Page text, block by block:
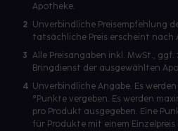
Apotheke.
2 Unverbindliche Preisempfehlung
tatsächliche Preis erscheint nach
3 Alle Preisangaben inkl. MwSt.,
Bringdienst der ausgewählten
4 Unverbindliche Angabe. Es werden
°Punkte vergeben. Es werden
pro Produkt ausgegeben. Eine
für Produkte mit einem Einzelpreis